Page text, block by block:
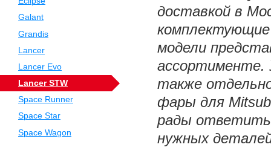
Galant
Grandis
Lancer
Lancer Evo
Lancer STW
Space Runner
Space Star
Space Wagon
доставкой в
модели
ассортименте.
также
фары для
рады ответить
нужных